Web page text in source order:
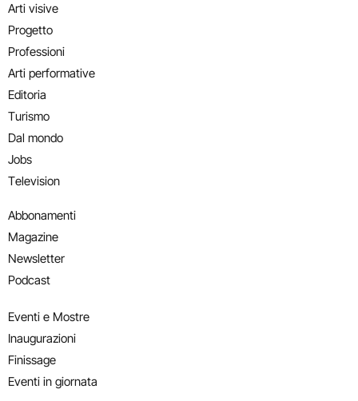
Arti visive
Progetto
Professioni
Arti performative
Editoria
Turismo
Dal mondo
Jobs
Television
Abbonamenti
Magazine
Newsletter
Podcast
Eventi e Mostre
Inaugurazioni
Finissage
Eventi in giornata